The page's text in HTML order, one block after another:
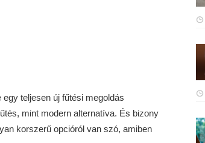
teljesen új fűtési megoldás
mint modern alternatíva. És bizony
korszerű opcióról van szó, amiben